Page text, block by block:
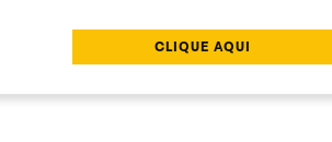
CLIQUE AQUI